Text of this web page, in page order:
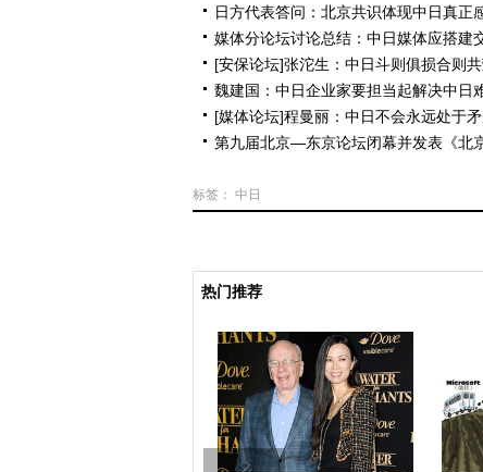
日方代表答问：北京共识体现中日真正
媒体分论坛讨论总结：中日媒体应搭建
[安保论坛]张沱生：中日斗则俱损合则
魏建国：中日企业家要担当起解决中日
[媒体论坛]程曼丽：中日不会永远处于
第九届北京—东京论坛闭幕并发表《北
标签： 中日
热门推荐